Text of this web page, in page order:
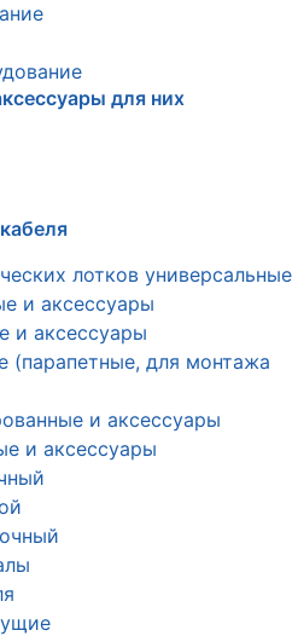
для них
лотков универсальные
и аксессуары
и аксессуары
(парапетные, для монтажа
и аксессуары
и аксессуары